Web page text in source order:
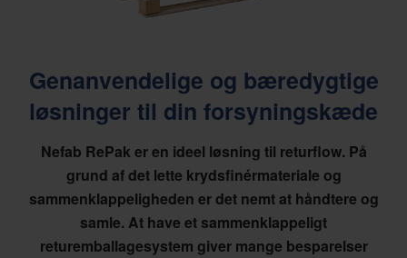
Genanvendelige og bæredygtige
løsninger til din forsyningskæde
Nefab RePak er en ideel løsning til returflow. På
grund af det lette krydsfinérmateriale og
sammenklappeligheden er det nemt at håndtere og
samle. At have et sammenklappeligt
returemballagesystem giver mange besparelser